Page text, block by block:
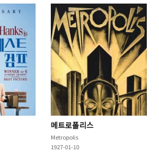
메트로폴리스
Metropolis
1927-01-10